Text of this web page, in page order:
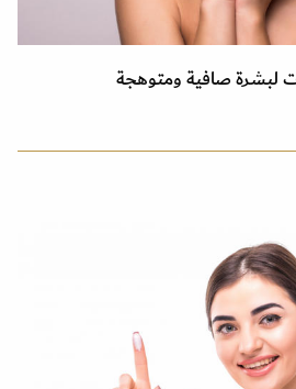
لبشرة صافية ومتوهجة